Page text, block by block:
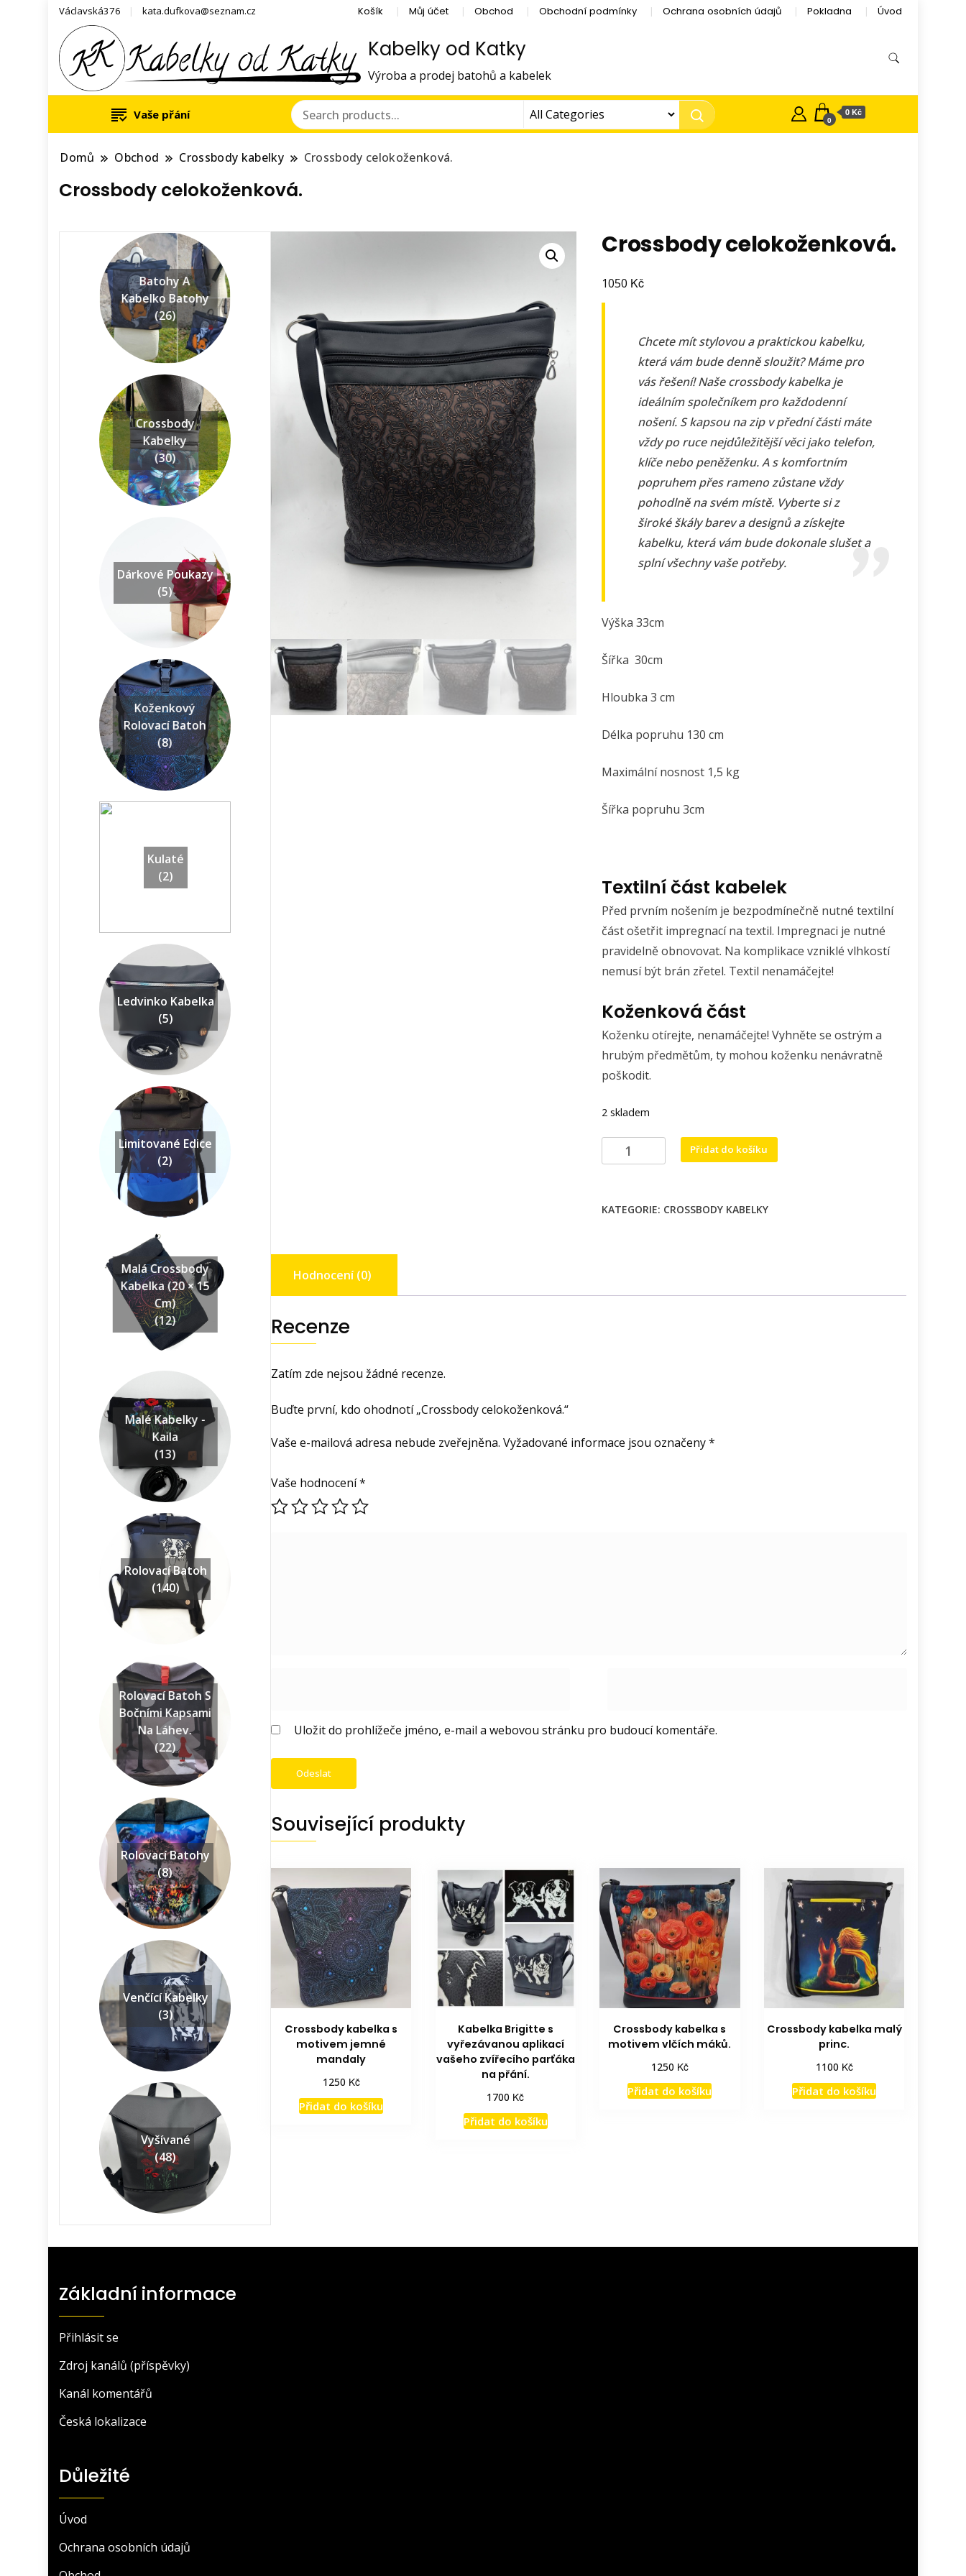
Václavská376 kata.dufkova@seznam.cz Košík Můj účet Obchod Obchodní podmínky Ochrana osobních údajů Pokladna Úvod
Kabelky od Katky
Výroba a prodej batohů a kabelek
Vaše přání 0
0 Kč
Domů Obchod Crossbody kabelky Crossbody celokoženková.
Crossbody celokoženková.
Crossbody celokoženková.
1050 Kč
Chcete mít stylovou a praktickou kabelku,
která vám bude denně sloužit? Máme pro
vás řešení! Naše crossbody kabelka je
ideálním společníkem pro každodenní
nošení. S kapsou na zip v přední části máte
vždy po ruce nejdůležitější věci jako telefon,
klíče nebo peněženku. A s komfortním
popruhem přes rameno zůstane vždy
pohodlně na svém místě. Vyberte si z
široké škály barev a designů a získejte
kabelku, která vám bude dokonale slušet a
splní všechny vaše potřeby.
Výška 33cm
Šířka 30cm
Hloubka 3 cm
Délka popruhu 130 cm
Maximální nosnost 1,5 kg
Šířka popruhu 3cm
Textilní část kabelek
Před prvním nošením je bezpodmínečně nutné textilní
část ošetřit impregnací na textil. Impregnaci je nutné
pravidelně obnovovat. Na komplikace vzniklé vlhkostí
nemusí být brán zřetel. Textil nenamáčejte!
Koženková část
Koženku otírejte, nenamáčejte! Vyhněte se ostrým a
hrubým předmětům, ty mohou koženku nenávratně
poškodit.
2 skladem
Crossbody
celokoženková.
Přidat do košíku
KATEGORIE: CROSSBODY KABELKY
Hodnocení (0)
Recenze
Zatím zde nejsou žádné recenze.
Buďte první, kdo ohodnotí „Crossbody celokoženková.“
Vaše e-mailová adresa nebude zveřejněna. Vyžadované informace jsou označeny*
Vaše hodnocení*
Uložit do prohlížeče jméno, e-mail a webovou stránku pro budoucí komentáře.
Související produkty
Crossbody kabelka s
motivem jemné
mandaly
1250 Kč
Přidat do košíku
Kabelka Brigitte s
vyřezávanou aplikací
vašeho zvířecího parťáka
na přání.
1700 Kč
Přidat do košíku
Crossbody kabelka s
motivem vlčích máků.
1250 Kč
Přidat do košíku
Crossbody kabelka malý
princ.
1100 Kč
Přidat do košíku
Batohy A
Kabelko Batohy
(26)
Crossbody
Kabelky
(30)
Dárkové Poukazy
(5)
Koženkový
Rolovací Batoh
(8)
Kulaté
(2)
Ledvinko Kabelka
(5)
Limitované Edice
(2)
Malá Crossbody
Kabelka (20 × 15
Cm)
(12)
Malé Kabelky -
Kaila
(13)
Rolovací Batoh
(140)
Rolovací Batoh S
Bočními Kapsami
Na Láhev.
(22)
Rolovací Batohy
(8)
Venčící Kabelky
(3)
Vyšívané
(48)
Základní informace
Přihlásit se
Zdroj kanálů (příspěvky)
Kanál komentářů
Česká lokalizace
Důležité
Úvod
Ochrana osobních údajů